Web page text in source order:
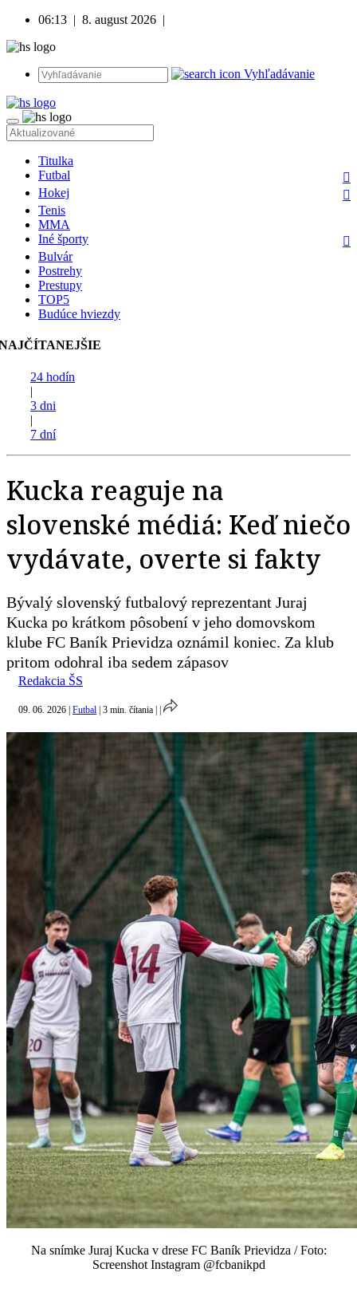
06:13 | 8. august 2026 |
Vyhľadávanie
Titulka
Futbal
Hokej
Tenis
MMA
Iné športy
Bulvár
Postrehy
Prestupy
TOP5
Budúce hviezdy
24 hodín
|
3 dni
|
7 dní
Kucka reaguje na
slovenské médiá: Keď niečo
vydávate, overte si fakty
Bývalý slovenský futbalový reprezentant Juraj
Kucka po krátkom pôsobení v jeho domovskom
klube FC Baník Prievidza oznámil koniec. Za klub
pritom odohral iba sedem zápasov
Redakcia ŠS
09. 06. 2026 Futbal 3 min. čítania
Na snímke Juraj Kucka v drese FC Baník Prievidza / Foto:
Screenshot Instagram @fcbanikpd